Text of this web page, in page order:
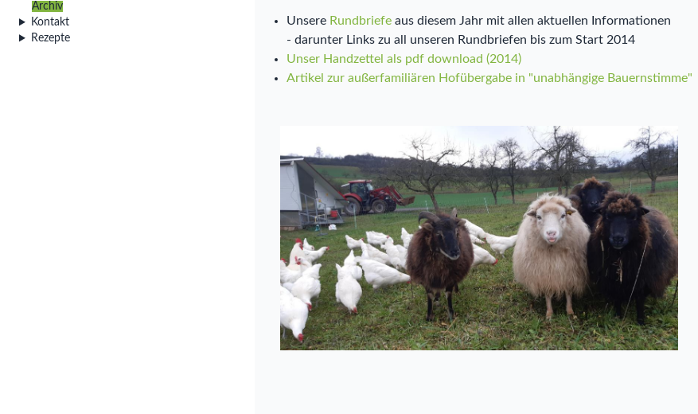
Unsere Rundbriefe aus diesem Jahr mit allen aktuellen Informationen
- darunter Links zu all unseren Rundbriefen bis zum Start 2014
Unser Handzettel als pdf download (2014)
Artikel zur außerfamiliären Hofübergabe in "unabhängige Bauernstimme"
Archiv
Kontakt
Rezepte